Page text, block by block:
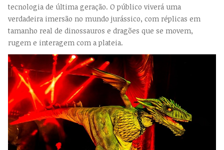
tecnologia de última geração. O público viverá uma
verdadeira imersão no mundo jurássico, com réplicas em
tamanho real de dinossauros e dragões que se movem,
rugem e interagem com a plateia.